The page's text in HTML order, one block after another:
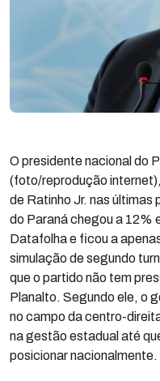
O presidente nacional do
(foto/reprodução
de Ratinho Jr. nas últimas
do Paraná chegou a 12%
Datafolha e ficou a
simulação de segundo
que o partido não tem
Planalto. Segundo ele, o
no campo da centro-
na gestão estadual até
posicionar nacionalmente.